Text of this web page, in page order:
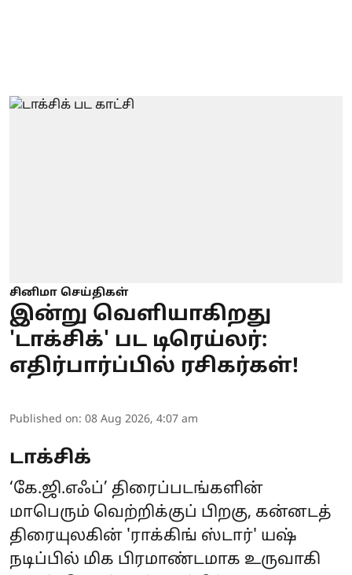
சினிமா செய்திகள்
இன்று வெளியாகிறது
'டாக்சிக்' பட டிரெய்லர்:
எதிர்பார்ப்பில் ரசிகர்கள்!
Published on: 08 Aug 2026, 4:07 am
டாக்சிக்
‘கே.ஜி.எஃப்’ திரைப்படங்களின்
மாபெரும் வெற்றிக்குப் பிறகு, கன்னடத்
திரையுலகின் 'ராக்கிங் ஸ்டார்' யஷ்
நடிப்பில் மிக பிரமாண்டமாக உருவாகி